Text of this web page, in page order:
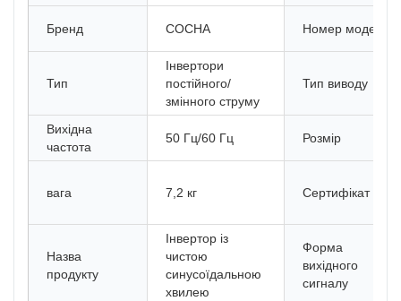
Бренд СОСНА Номер моделі
Тип
Інвертори
постійного/
змінного струму
Тип виводу
Вихідна
частота
50 Гц/60 Гц Розмір
вага 7,2 кг Сертифікат
Назва
продукту
Інвертор із
чистою
синусоїдальною
хвилею
Форма
вихідного
сигналу